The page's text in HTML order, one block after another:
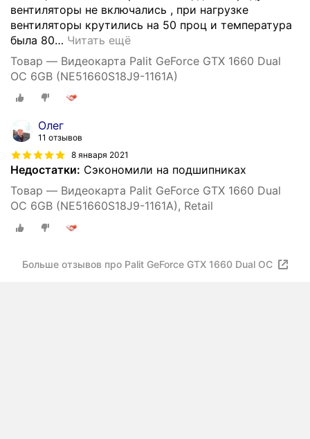
вентиляторы не включались , при нагрузке
вентиляторы крутились на 50 проц и температура
была 80… Читать ещё
Товар — Видеокарта Palit GeForce GTX 1660 Dual
OC 6GB (NE51660S18J9-1161A)
Олег
11 отзывов
8 января 2021
Недостатки: Сэкономили на подшипниках
Товар — Видеокарта Palit GeForce GTX 1660 Dual
OC 6GB (NE51660S18J9-1161A), Retail
Больше отзывов про Palit GeForce GTX 1660 Dual OC